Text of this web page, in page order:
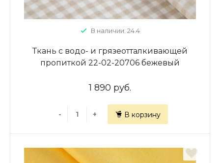
В наличии: 24.4
Ткань с водо- и грязеотталкивающей
пропиткой 22-02-20706 бежевый
1 890 руб.
- + В корзину